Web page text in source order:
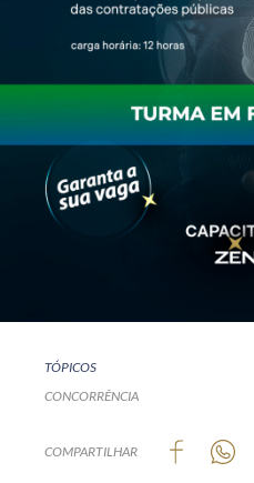
TÓPICOS
CONCORRÊNCIA
COMPARTILHAR